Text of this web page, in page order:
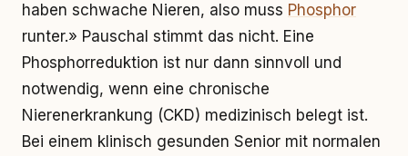
haben schwache Nieren, also muss Phosphor
runter.» Pauschal stimmt das nicht. Eine
Phosphorreduktion ist nur dann sinnvoll und
notwendig, wenn eine chronische
Nierenerkrankung (CKD) medizinisch belegt ist.
Bei einem klinisch gesunden Senior mit normalen